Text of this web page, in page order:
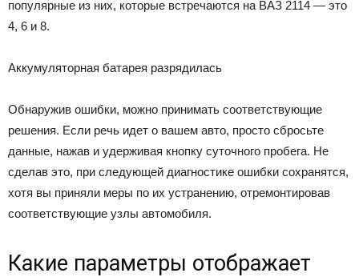
популярные из них, которые встречаются на ВАЗ 2114 — это
4, 6 и 8.
Аккумуляторная батарея разрядилась
Обнаружив ошибки, можно принимать соответствующие
решения. Если речь идет о вашем авто, просто сбросьте
данные, нажав и удерживая кнопку суточного пробега. Не
сделав это, при следующей диагностике ошибки сохранятся,
хотя вы приняли меры по их устранению, отремонтировав
соответствующие узлы автомобиля.
Какие параметры отображает